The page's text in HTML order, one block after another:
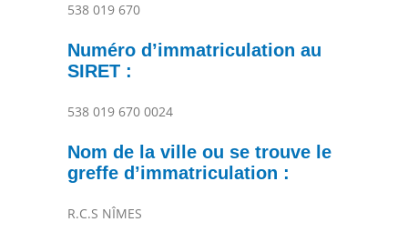
538 019 670
Numéro d’immatriculation au
SIRET :
538 019 670 0024
Nom de la ville ou se trouve le
greffe d’immatriculation :
R.C.S NÎMES